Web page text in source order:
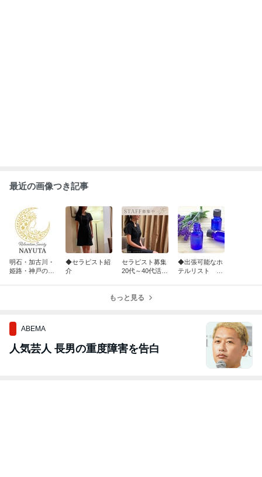
最近の画像つき記事
明石・加古川・
姫路・神戸の出
◆セラピスト紹
介
セラピスト募集
20代～40代活躍
安心、充実の無
◆出張可能なホ
テルリスト 姫
もっと見る
ABEMA
人気芸人 長男の重度障害を告白